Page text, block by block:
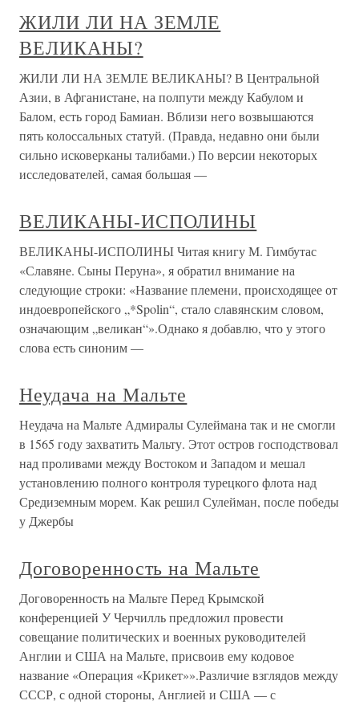
ЖИЛИ ЛИ НА ЗЕМЛЕ
ВЕЛИКАНЫ?
ЖИЛИ ЛИ НА ЗЕМЛЕ ВЕЛИКАНЫ? В Центральной
Азии, в Афганистане, на полпути между Кабулом и
Балом, есть город Бамиан. Вблизи него возвышаются
пять колоссальных статуй. (Правда, недавно они были
сильно исковерканы талибами.) По версии некоторых
исследователей, самая большая —
ВЕЛИКАНЫ-ИСПОЛИНЫ
ВЕЛИКАНЫ-ИСПОЛИНЫ Читая книгу М. Гимбутас
«Славяне. Сыны Перуна», я обратил внимание на
следующие строки: «Название племени, происходящее от
индоевропейского „*Spolin“, стало славянским словом,
означающим „великан“».Однако я добавлю, что у этого
слова есть синоним —
Неудача на Мальте
Неудача на Мальте Адмиралы Сулеймана так и не смогли
в 1565 году захватить Мальту. Этот остров господствовал
над проливами между Востоком и Западом и мешал
установлению полного контроля турецкого флота над
Средиземным морем. Как решил Сулейман, после победы
у Джербы
Договоренность на Мальте
Договоренность на Мальте Перед Крымской
конференцией У Черчилль предложил провести
совещание политических и военных руководителей
Англии и США на Мальте, присвоив ему кодовое
название «Операция «Крикет»».Различие взглядов между
СССР, с одной стороны, Англией и США — с